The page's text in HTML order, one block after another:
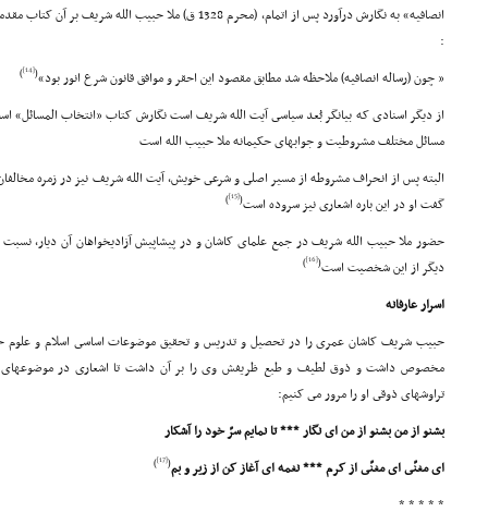
انصافیه» به نگارش درآورد پس از اتمام، (محرم 1328 ق) ملا
:
« چون (رساله انصافیه) ملاحظه شد مطابق مقصود این احقر و موافق قانون شرع انور بود»(
[14]
)
از دیگر اسنادى که بیانگر بُعد سیاسى آیت الله شریف است نگارش کتاب «انتخاب المسائل»
مسائل مختلف مشروطیت و جوابهاى حکیمانه ملا حبیب الله است
البته پس از انحراف مشروطه از مسیر اصلى و شرعى خویش، آیت الله شریف نیز در زمره
گفت او در این باره اشعارى نیز سروده است(
[15]
)
حضور ملا حبیب الله شریف در جمع علماى کاشان و در پیشاپیش آزادیخواهان آن دیار، نسبت
دیگر از این شخصیت است(
[16]
)
اسرار عارفانه
حبیب شریف کاشان عمرى را در تحصیل و تدریس و تحقیق موضوعات اساسى اسلام و علوم
مخصوص داشت و ذوق لطیف و طبع ظریفش وى را بر آن داشت تا اشعارى در موضوعهاى
تراوشهاى ذوقى او را مرور مى کنیم:
بشنو از من بشنو از من اى نگار *** تا نمایم سرّ خود را آشکار
اى مغنّى اى مغنّى از کرم *** نغمه اى آغاز کن از زیر و بم(
[17]
)
* * * * *